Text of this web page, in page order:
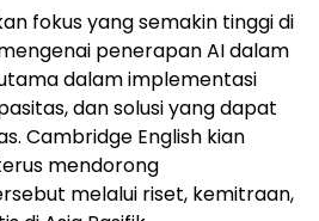
fokus yang semakin tinggi di
penerapan AI dalam
dalam implementasi
dan solusi yang dapat
Cambridge English kian
mendorong
melalui riset, kemitraan,